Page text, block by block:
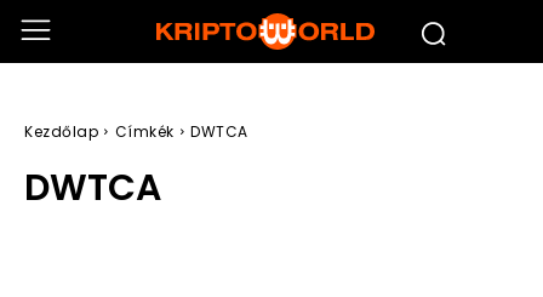
Kezdőlap Címkék DWTCA
DWTCA